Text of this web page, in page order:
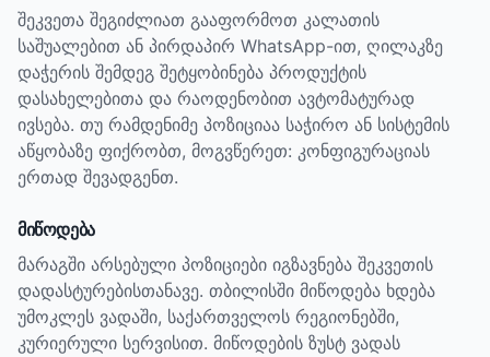
შეკვეთა შეგიძლიათ გააფორმოთ კალათის
საშუალებით ან პირდაპირ WhatsApp-ით, ღილაკზე
დაჭერის შემდეგ შეტყობინება პროდუქტის
დასახელებითა და რაოდენობით ავტომატურად
ივსება. თუ რამდენიმე პოზიციაა საჭირო ან სისტემის
აწყობაზე ფიქრობთ, მოგვწერეთ: კონფიგურაციას
ერთად შევადგენთ.
მიწოდება
მარაგში არსებული პოზიციები იგზავნება შეკვეთის
დადასტურებისთანავე. თბილისში მიწოდება ხდება
უმოკლეს ვადაში, საქართველოს რეგიონებში,
კურიერული სერვისით. მიწოდების ზუსტ ვადას